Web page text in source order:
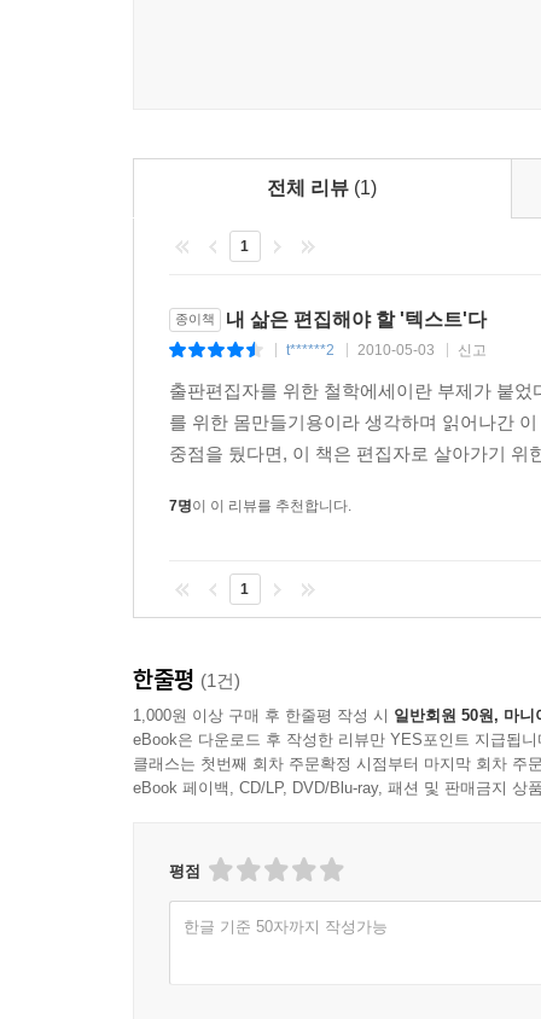
전체 리뷰 (1)
1
종이책 내 삶은 편집해야 할 '텍스트'다
t******2 2010-05-03 신고
출판편집자를 위한 철학에세이란 부제가 붙
를 위한 몸만들기용이라 생각하며 읽어나간
중점을 뒀다면, 이 책은 편집자로 살아가기
7명이 이 리뷰를 추천합니다.
1
한줄평 (1건)
1,000원 이상 구매 후 한줄평 작성 시 일반회원 50원, 마니
eBook은 다운로드 후 작성한 리뷰만 YES포인트 지급됩니
클래스는 첫번째 회차 주문확정 시점부터 마지막 회차 주
eBook 페이백, CD/LP, DVD/Blu-ray, 패션 및 판매금지 상
평점
한글 기준 50자까지 작성가능